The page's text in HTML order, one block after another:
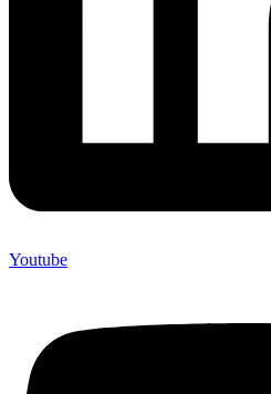
Youtube